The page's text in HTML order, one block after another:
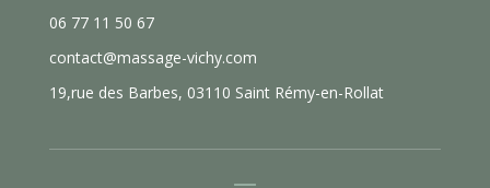
06 77 11 50 67
contact@massage-vichy.com
​19,rue des Barbes, 03110 Saint Rémy-en-Rollat